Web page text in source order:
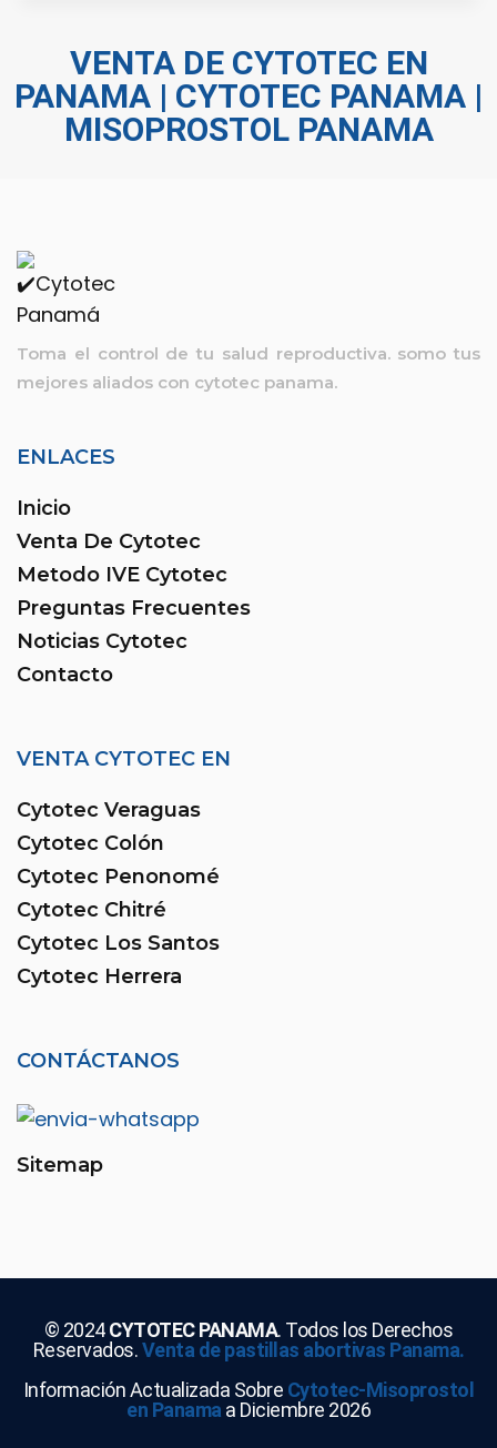
VENTA DE CYTOTEC EN
PANAMA | CYTOTEC PANAMA |
MISOPROSTOL PANAMA
Toma el control de tu salud reproductiva. somo tus
mejores aliados con cytotec panama.
ENLACES
Inicio
Venta De Cytotec
Metodo IVE Cytotec
Preguntas Frecuentes
Noticias Cytotec
Contacto
VENTA CYTOTEC EN
Cytotec Veraguas
Cytotec Colón
Cytotec Penonomé
Cytotec Chitré
Cytotec Los Santos
Cytotec Herrera
CONTÁCTANOS
Sitemap
© 2024CYTOTEC PANAMA. Todos los Derechos
Reservados.Venta de pastillas abortivas Panama.
Información Actualizada Sobre Cytotec-Misoprostol
en Panama a Diciembre 2026